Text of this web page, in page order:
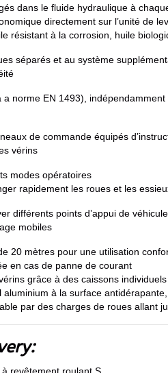
dans le fluide hydraulique à
directement sur l’unité de
résistant à la corrosion, huile
séparés et au système
norme EN 1493),
de commande équipés
vérins
modes opératoires
rapidement les roues et les
différents points d’appui de
mobiles
20 mètres pour une utilisation
en cas de panne de courant
grâce à des caissons individuels
à la surface
par des charges de roues allant